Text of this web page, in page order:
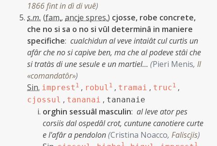
1866 fint in dì di vuê)
s.m. (fam., ancje spres.) cjosse, robe concrete,
che no si sa o no si vûl determinâ in maniere
specifiche: cualchidun al veve intaiât cul curtìs un
afâr che no si capive ben, ma che al podeve stâi che
si tratàs di une sesule e un martiel… (Pieri Menis, Il
«comandatôr»)
Sin. imprest 1 , robul 1 , tramai , truc1 ,
cjossul , tananai , tananaie
orghin sessuâl masculin: al leve ator pes
corsiis dal ospedâl crot, cuntune canotiere curte
e l'afâr a pendolon(Cristina Noacco, Faliscjis)
1 1